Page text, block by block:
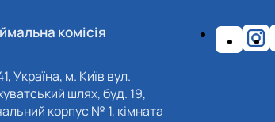
комісія
Україна, м. Київ вул.
шлях, буд. 19,
корпус № 1, кімната